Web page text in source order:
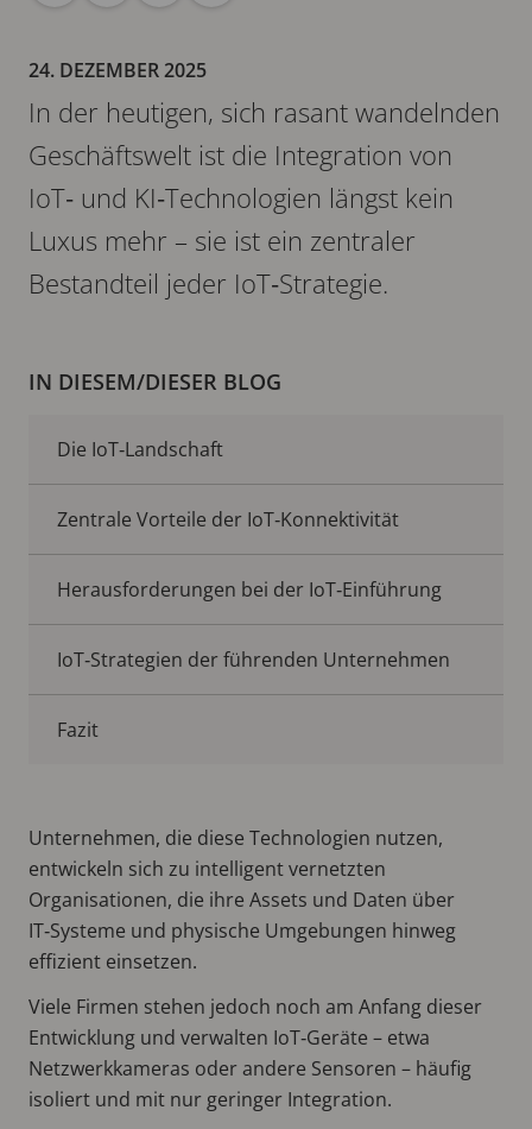
24. DEZEMBER 2025
In der heutigen, sich rasant wandelnden
Geschäftswelt ist die Integration von
IoT‑ und KI‑Technologien längst kein
Luxus mehr – sie ist ein zentraler
Bestandteil jeder IoT‑Strategie.
IN DIESEM/DIESER BLOG
Die IoT‑Landschaft
Zentrale Vorteile der IoT‑Konnektivität
Herausforderungen bei der IoT‑Einführung
IoT‑Strategien der führenden Unternehmen
Fazit
Unternehmen, die diese Technologien nutzen,
entwickeln sich zu intelligent vernetzten
Organisationen, die ihre Assets und Daten über
IT‑Systeme und physische Umgebungen hinweg
effizient einsetzen.
Viele Firmen stehen jedoch noch am Anfang dieser
Entwicklung und verwalten IoT‑Geräte – etwa
Netzwerkkameras oder andere Sensoren – häufig
isoliert und mit nur geringer Integration.